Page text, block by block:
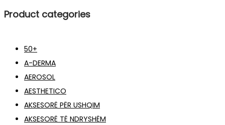
Product categories
50+
A-DERMA
AEROSOL
AESTHETICO
AKSESORË PËR USHQIM
AKSESORË TË NDRYSHËM